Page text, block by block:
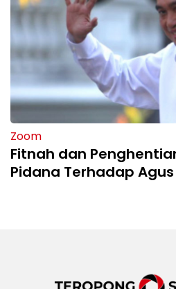
Zoom
Fitnah dan
Pidana Terhadap